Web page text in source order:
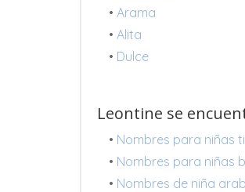
• Arama
• Alita
• Dulce
Leontine se
• Nombres para niñas
• Nombres para niñas
• Nombres de niña